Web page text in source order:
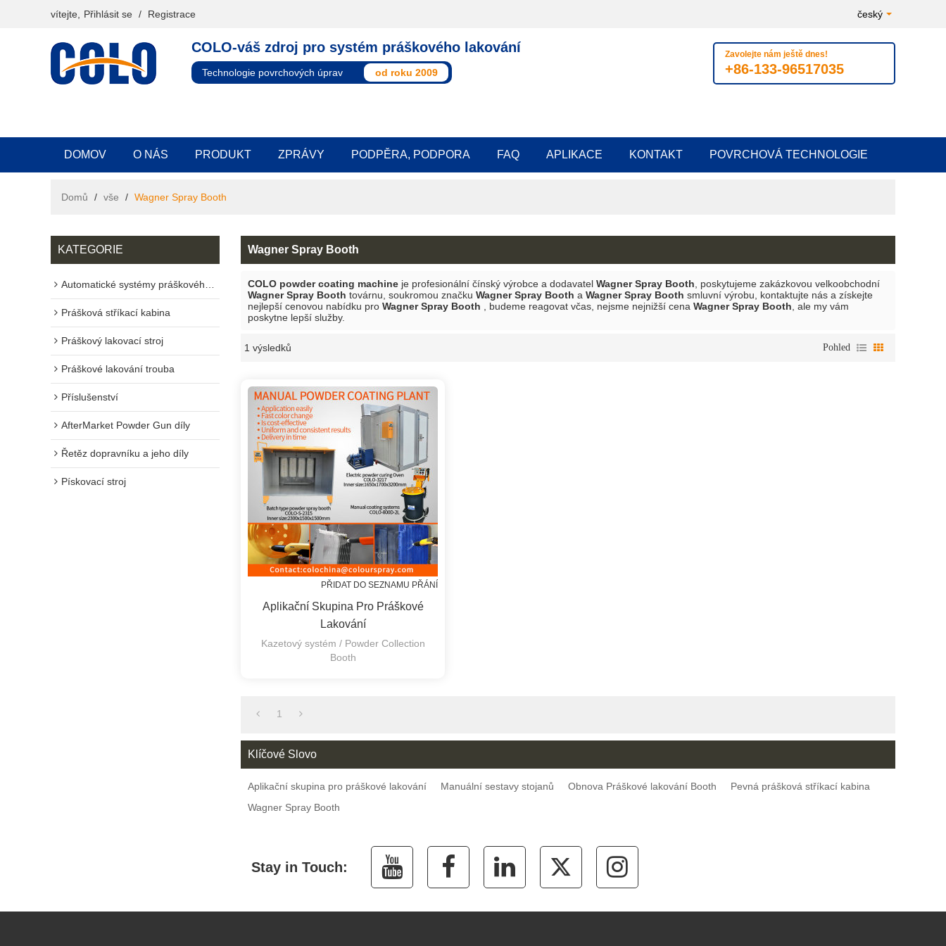
vítejte, Přihlásit se / Registrace český
COLO-váš zdroj pro systém práškového lakování
Technologie povrchových úprav od roku 2009
Zavolejte nám ještě dnes!
+86-133-96517035
DOMOV O NÁS PRODUKT ZPRÁVY PODPĚRA, PODPORA FAQ APLIKACE KONTAKT POVRCHOVÁ TECHNOLOGIE
Domů / vše / Wagner Spray Booth
KATEGORIE
Automatické systémy práškového lakování
Prášková stříkací kabina
Práškový lakovací stroj
Práškové lakování trouba
Příslušenství
AfterMarket Powder Gun díly
Řetěz dopravníku a jeho díly
Pískovací stroj
Wagner Spray Booth
COLO powder coating machine je profesionální čínský výrobce a dodavatel Wagner Spray Booth , poskytujeme zakázkovou velkoobchodní
Wagner Spray Booth továrnu, soukromou značku Wagner Spray Booth a Wagner Spray Booth smluvní výrobu, kontaktujte nás a získejte
nejlepší cenovou nabídku pro Wagner Spray Booth , budeme reagovat včas, nejsme nejnižší cena Wagner Spray Booth , ale my vám
poskytne lepší služby.
1 výsledků Pohled
PŘIDAT DO SEZNAMU PŘÁNÍ
Aplikační Skupina Pro Práškové
Lakování
Kazetový systém / Powder Collection
Booth
1
Klíčové Slovo
Aplikační skupina pro práškové lakování Manuální sestavy stojanů Obnova Práškové lakování Booth
Pevná prášková stříkací kabina
Wagner Spray Booth